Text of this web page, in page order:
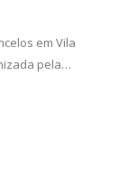
em Vila
pela…